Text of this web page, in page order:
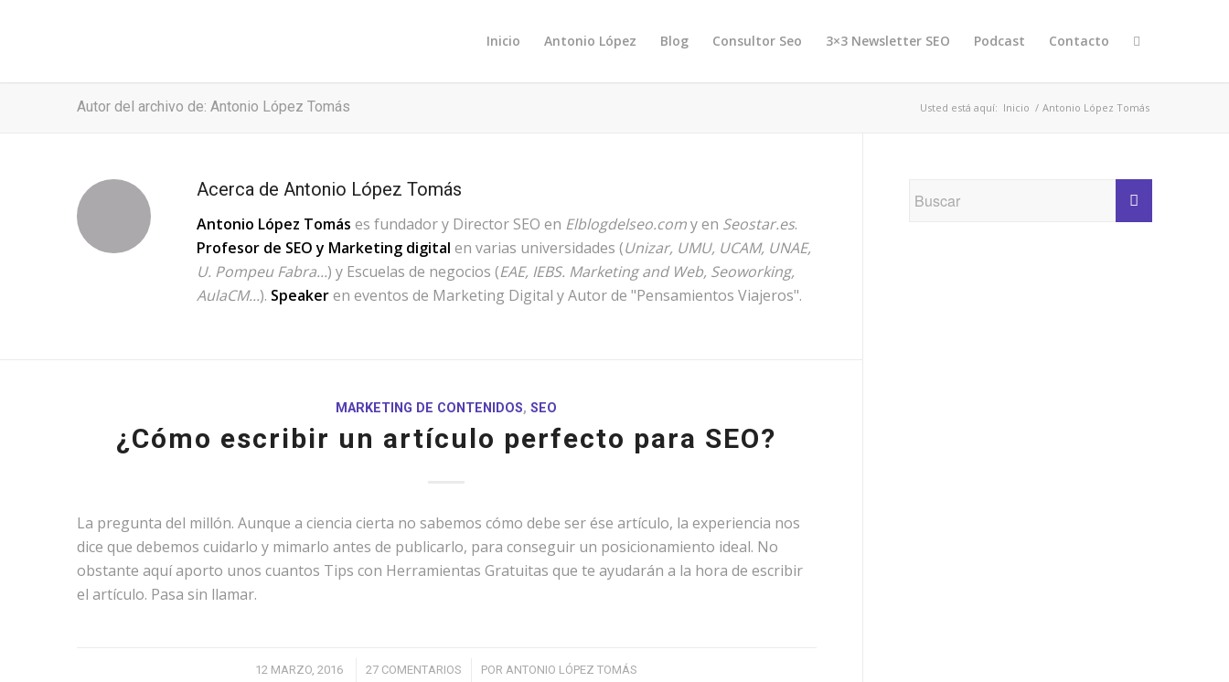
Inicio Antonio López Blog Consultor Seo 3×3 Newsletter SEO Podcast Contacto
Autor del archivo de: Antonio López Tomás Usted está aquí: Inicio / Antonio López Tomás
Acerca de Antonio López Tomás
Antonio López Tomás es fundador y Director SEO en Elblogdelseo.comy en Seostar.es.
Profesor de SEO y Marketing digital en varias universidades (Unizar, UMU, UCAM, UNAE,
U. Pompeu Fabra...) y Escuelas de negocios (EAE, IEBS. Marketing and Web, Seoworking,
AulaCM...). Speakeren eventos de Marketing Digital y Autor de "Pensamientos Viajeros".
MARKETING DE CONTENIDOS,SEO
¿Cómo escribir un artículo perfecto para SEO?
La pregunta del millón. Aunque a ciencia cierta no sabemos cómo debe ser ése artículo, la experiencia nos
dice que debemos cuidarlo y mimarlo antes de publicarlo, para conseguir un posicionamiento ideal. No
obstante aquí aporto unos cuantos Tips con Herramientas Gratuitas que te ayudarán a la hora de escribir
el artículo. Pasa sin llamar.
12 MARZO, 2016
/ 27 COMENTARIOS
/ PORANTONIO LÓPEZ TOMÁS